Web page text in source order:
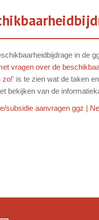
in de
vragen over de
zo!' is te zien wat de taken
bekijken van de
subsidie aanvragen ggz |